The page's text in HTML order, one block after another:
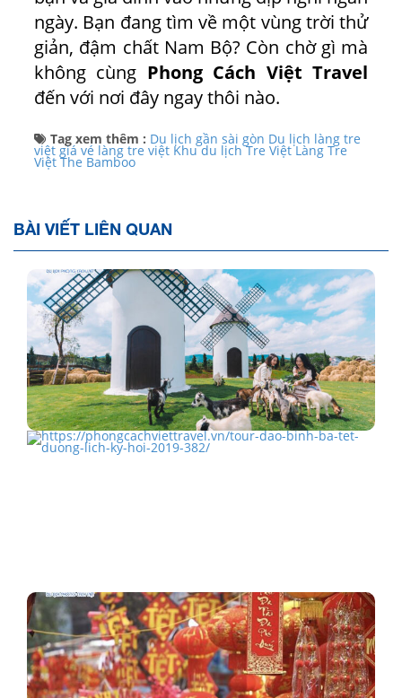
ngày. Bạn đang tìm về một vùng trời thử
giản, đậm chất Nam Bộ? Còn chờ gì mà
không cùng Phong Cách Việt Travel
đến với nơi đây ngay thôi nào.
Tag xem thêm : Du lịch gần sài gòn Du lịch làng tre
việt giá vé làng tre việt Khu du lịch Tre Việt Làng Tre
Việt The Bamboo
BÀI VIẾT LIÊN QUAN
Khám phá Mongo Land Đà Lạt
TOUR ĐẢO BÌNH BA TẾT DƯƠNG LỊCH KỶ HỢI 2019